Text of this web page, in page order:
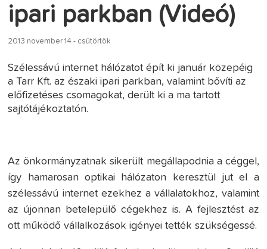
ipari parkban (Videó)
2013 november 14 - csütörtök
Szélessávú internet hálózatot épít ki január közepéig
a Tarr Kft. az északi ipari parkban, valamint bővíti az
előfizetéses csomagokat, derült ki a ma tartott
sajtótájékoztatón.
Az önkormányzatnak sikerült megállapodnia a céggel,
így hamarosan optikai hálózaton keresztül jut el a
szélessávú internet ezekhez a vállalatokhoz, valamint
az újonnan betelepülő cégekhez is. A fejlesztést az
ott működő vállalkozások igényei tették szükségessé.